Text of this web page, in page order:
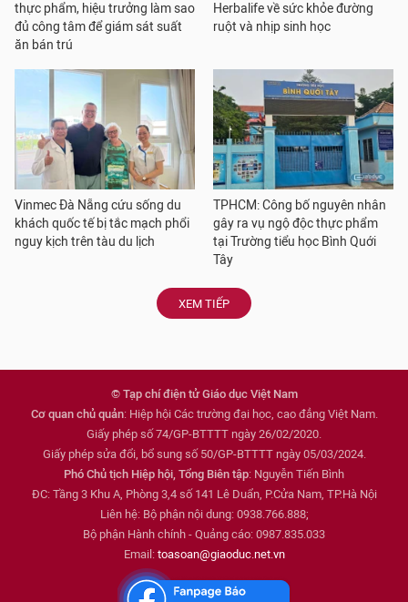
thực phẩm, hiệu trưởng làm sao
đủ công tâm để giám sát suất
ăn bán trú
Herbalife về sức khỏe đường
ruột và nhịp sinh học
Vinmec Đà Nẵng cứu sống du
khách quốc tế bị tắc mạch phổi
nguy kịch trên tàu du lịch
TPHCM: Công bố nguyên nhân
gây ra vụ ngộ độc thực phẩm
tại Trường tiểu học Bình Quới
Tây
XEM TIẾP
© Tạp chí điện tử Giáo dục Việt Nam
Cơ quan chủ quản: Hiệp hội Các trường đại học, cao đẳng Việt Nam.
Giấy phép số 74/GP-BTTTT ngày 26/02/2020.
Giấy phép sửa đổi, bổ sung số 50/GP-BTTTT ngày 05/03/2024.
Phó Chủ tịch Hiệp hội, Tổng Biên tập: Nguyễn Tiến Bình
ĐC: Tầng 3 Khu A, Phòng 3,4 số 141 Lê Duẩn, P.Cửa Nam, TP.Hà Nội
Liên hệ: Bộ phận nội dung: 0938.766.888;
Bộ phận Hành chính - Quảng cáo: 0987.835.033
Email: toasoan@giaoduc.net.vn